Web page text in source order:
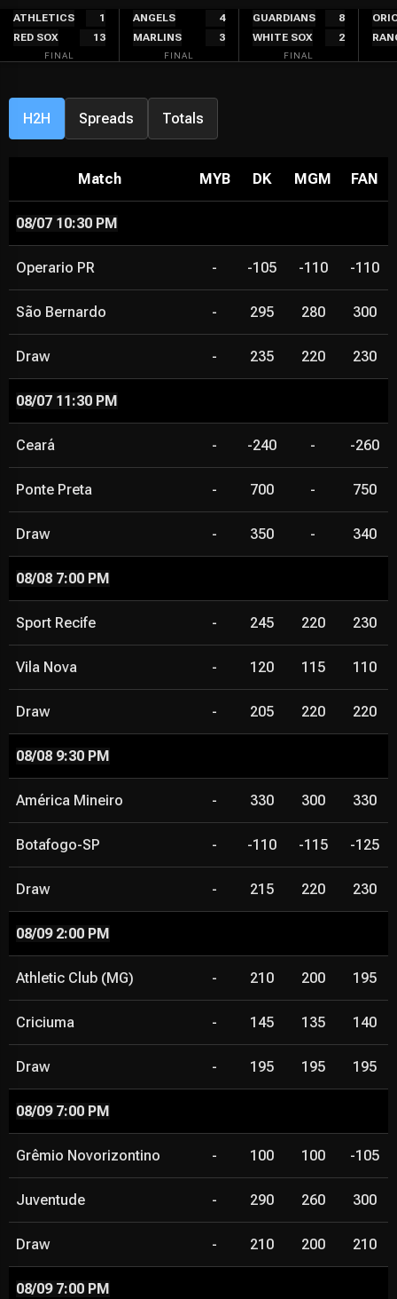
Skip
content
ATHLETICS
1
RED SOX
13
FINAL
ANGELS
4
MARLINS
3
FINAL
GUARDIANS
8
WHITE SOX
2
FINAL
H2H Spreads Totals
Match MYB DK MGM FAN
08/07 10:30 PM
Operario PR - -105 -110 -110
São Bernardo - 295 280 300
Draw - 235 220 230
08/07 11:30 PM
Ceará - -240 - -260
Ponte Preta - 700 - 750
Draw - 350 - 340
08/08 7:00 PM
Sport Recife - 245 220 230
Vila Nova - 120 115 110
Draw - 205 220 220
08/08 9:30 PM
América Mineiro - 330 300 330
Botafogo-SP - -110 -115 -125
Draw - 215 220 230
08/09 2:00 PM
Athletic Club (MG) - 210 200 195
Criciuma - 145 135 140
Draw - 195 195 195
08/09 7:00 PM
Grêmio Novorizontino - 100 100 -105
Juventude - 290 260 300
Draw - 210 200 210
08/09 7:00 PM